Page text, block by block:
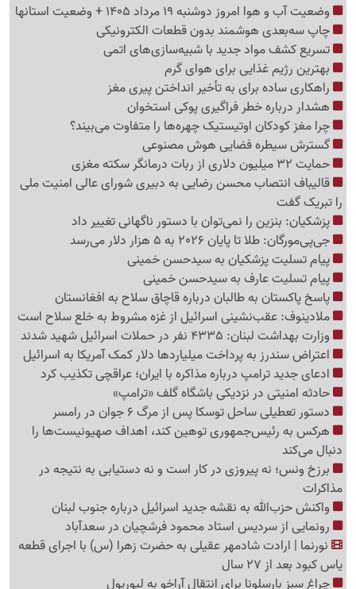
وضعیت آب و هوا امروز دوشنبه 19 مرداد 1405 + وضعیت استانها
چاپ سه‌بعدی هوشمند بدون قطعات الکترونیکی
تسریع کشف مواد جدید با شبیه‌سازی‌های اتمی
بهترین رژیم غذایی برای هوای گرم
راهکاری ساده برای به تأخیر انداختن پیری مغز
هشدار درباره خطر فراگیری پوکی استخوان
چرا مغز کودکان اوتیستیک چهره‌ها را متفاوت می‌بیند؟
گسترش سیطره فضایی هوش مصنوعی
حمایت 32 میلیون دلاری از ربات درمانگر سکته مغزی
قالیباف انتصاب محسن رضایی به دبیری شورای عالی امنیت ملی
را تبریک گفت
پزشکیان: بنزین را نمی‌توان با دستور ناگهانی تغییر داد
جی‌پی‌مورگان: طلا تا پایان 2026 به 5 هزار دلار می‌رسد
پیام تسلیت پزشکیان به سیدحسن خمینی
پیام تسلیت عارف به سیدحسن خمینی
پاسخ پاکستان به طالبان درباره قاچاق سلاح به افغانستان
ملادینوف: عقب‌نشینی اسرائیل از غزه مشروط به خلع سلاح است
وزارت بهداشت لبنان: 4335 نفر در حملات اسرائیل شهید شدند
اعتراض سندرز به پرداخت میلیاردها دلار کمک آمریکا به اسرائیل
ادعای جدید ترامپ درباره مذاکره با ایران؛ عراقچی تکذیب کرد
حادثه امنیتی در نزدیکی باشگاه گلف «ترامپ»
دستور تعطیلی ساحل توسکا پس از مرگ 6 جوان در رامسر
هرکس به رئیس‌جمهوری توهین کند، اهداف صهیونیست‌ها را
دنبال می‌کند
برزخ ونس؛ نه پیروزی در کار است و نه دستیابی به نتیجه در
مذاکرات
واکنش حزب‌الله به نقشه جدید اسرائیل درباره جنوب لبنان
رونمایی از سردیس استاد محمود فرشچیان در سعدآباد
نورنما | ارادت شادمهر عقیلی به حضرت زهرا (س) با اجرای قطعه
یاس کبود بعد از 27 سال
چراغ سبز بارسلونا برای انتقال آراخو به لیورپول